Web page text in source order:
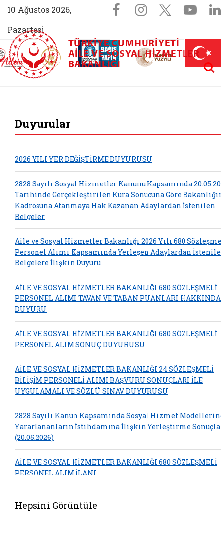
10 Ağustos 2026,
Pazartesi
Sosyal
Facebook
Instagram
X
Aile (yeni sekmede açılır)
AİLEM İletişim Merkezi (yeni sekmede açılır)
Aile ve Nüfus On Yılı (yeni sekmede açılır)
Darülaceze bağış sayfası (yeni
TÜRKIYE CUMHURIYETI
AILE VE SOSYAL HIZMETLER
BAKANLIĞI
Duyurular
2026 YILI YER DEĞİŞTİRME DUYURUSU
2828 Sayılı Sosyal Hizmetler Kanunu Kapsamında
Tarihinde Gerçekleştirilen Kura Sonucuna Göre
Kadrosuna Atanmaya Hak Kazanan Adaylardan İstenilen
Belgeler
Aile ve Sosyal Hizmetler Bakanlığı 2026 Yılı 680
Personel Alımı Kapsamında Yerleşen Adaylardan
Belgelere İlişkin Duyuru
AİLE VE SOSYAL HİZMETLER BAKANLIĞI 680 SÖZLEŞMELİ
PERSONEL ALIMI TAVAN VE TABAN PUANLARI HAKKINDA
DUYURU
AİLE VE SOSYAL HİZMETLER BAKANLIĞI 680 SÖZLEŞMELİ
PERSONEL ALIM SONUÇ DUYURUSU
AİLE VE SOSYAL HİZMETLER BAKANLIĞI 24 SÖZLEŞMELİ
BİLİŞİM PERSONELİ ALIMI BAŞVURU SONUÇLARI İLE
UYGULAMALI VE SÖZLÜ SINAV DUYURUSU
2828 Sayılı Kanun Kapsamında Sosyal Hizmet
Yararlananların İstihdamına İlişkin Yerleştirme
(20.05.2026)
AİLE VE SOSYAL HİZMETLER BAKANLIĞI 680 SÖZLEŞMELİ
PERSONEL ALIM İLANI
Hepsini Görüntüle